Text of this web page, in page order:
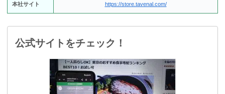
本社サイト https://store.tavenal.com/
公式サイトをチェック！